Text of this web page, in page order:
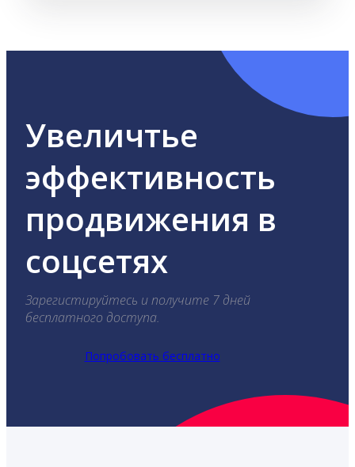
Увеличтье
эффективность
продвижения в
соцсетях
Зарегистируйтесь и получите 7 дней
бесплатного доступа.
Попробовать бесплатно